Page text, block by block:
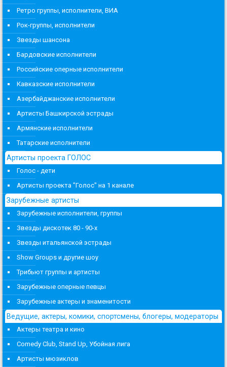
Ретро группы, исполнители, ВИА
Рок-группы, исполнители
Звезды шансона
Бардовские исполнители
Российские оперные исполнители
Кавказские исполнители
Азербайджанские исполнители
Артисты Башкирской эстрады
Армянские исполнители
Татарские исполнители
Артисты проекта ГОЛОС
Голос - дети
Артисты проекта "Голос" на 1 канале
Зарубежные артисты
Зарубежные исполнители, группы
Звезды дискотек 80 - 90-х
Звезды итальянской эстрады
Show Groups и другие шоу
Трибьют группы и артисты
Зарубежные оперные певцы
Зарубежные актеры и знаменитости
Ведущие, актеры, комики, спортсмены, блогеры, модераторы
Актеры театра и кино
Comedy Club, Stand Up, Убойная лига
Артисты мюзиклов